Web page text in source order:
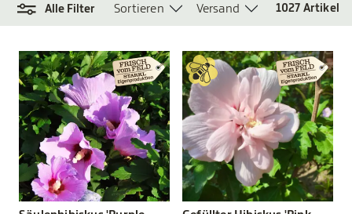
Alle Filter Sortieren Versand 1027 Artikel